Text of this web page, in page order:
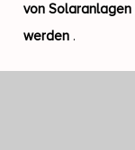
von Solaranlagen
werden.